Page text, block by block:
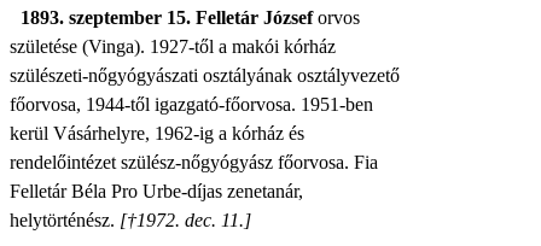
1893. szeptember 15. Felletár Józseforvos
születése (Vinga). 1927-től a makói kórház
szülészeti-nőgyógyászati osztályának osztályvezető
főorvosa, 1944-től igazgató-főorvosa. 1951-ben
kerül Vásárhelyre, 1962-ig a kórház és
rendelőintézet szülész-nőgyógyász főorvosa. Fia
Felletár Béla Pro Urbe-díjas zenetanár,
helytörténész. [†1972. dec. 11.]